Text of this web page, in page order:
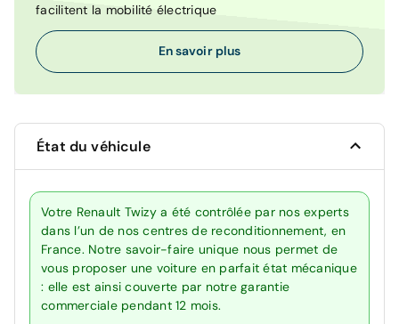
facilitent la mobilité électrique
En savoir plus
État du véhicule
Votre Renault Twizy a été contrôlée par nos experts
dans l’un de nos centres de reconditionnement, en
France. Notre savoir-faire unique nous permet de
vous proposer une voiture en parfait état mécanique
: elle est ainsi couverte par notre garantie
commerciale pendant 12 mois.